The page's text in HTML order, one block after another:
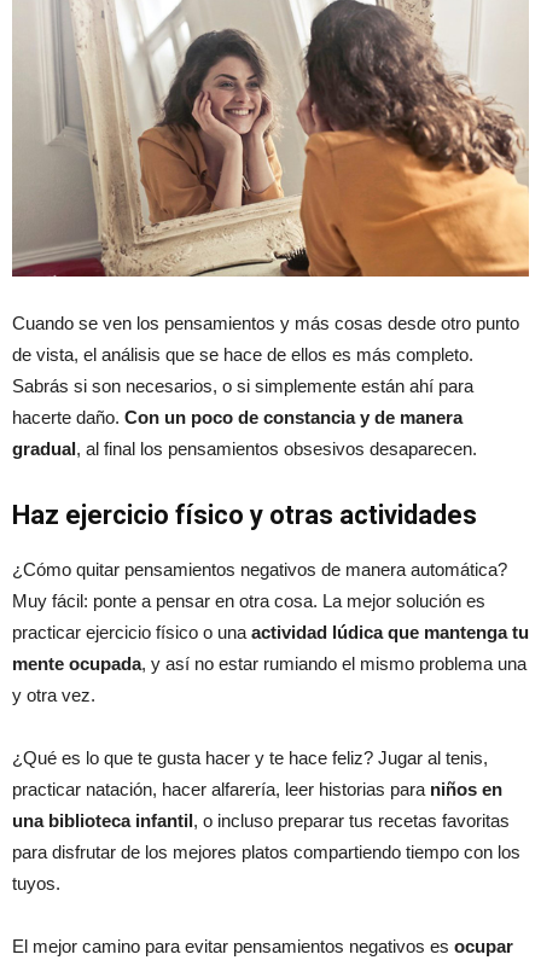
Cuando se ven los pensamientos y más cosas desde otro punto
de vista, el análisis que se hace de ellos es más completo.
Sabrás si son necesarios, o si simplemente están ahí para
hacerte daño. Con un poco de constancia y de manera
gradual, al final los pensamientos obsesivos desaparecen.
Haz ejercicio físico y otras actividades
¿Cómo quitar pensamientos negativos de manera automática?
Muy fácil: ponte a pensar en otra cosa. La mejor solución es
practicar ejercicio físico o una actividad lúdica que mantenga tu
mente ocupada, y así no estar rumiando el mismo problema una
y otra vez.
¿Qué es lo que te gusta hacer y te hace feliz? Jugar al tenis,
practicar natación, hacer alfarería, leer historias para niños en
una biblioteca infantil, o incluso preparar tus recetas favoritas
para disfrutar de los mejores platos compartiendo tiempo con los
tuyos.
El mejor camino para evitar pensamientos negativos es ocupar